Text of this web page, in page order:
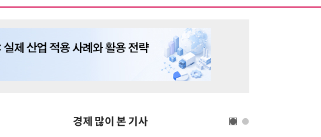
경제 많이 본 기사